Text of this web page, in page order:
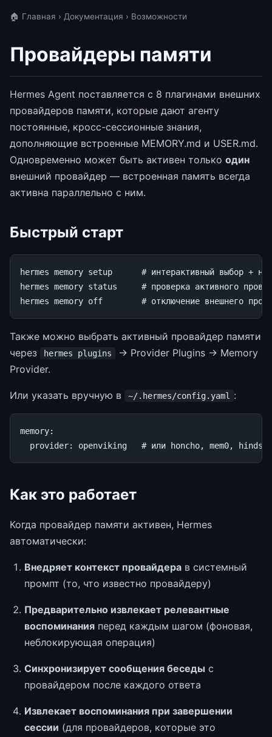
🏠 Главная › Документация › Возможности
Провайдеры памяти
Hermes Agent поставляется с 8 плагинами внешних
провайдеров памяти, которые дают агенту
постоянные, кросс-сессионные знания,
дополняющие встроенные MEMORY.md и USER.md.
Одновременно может быть активен только один
внешний провайдер — встроенная память всегда
активна параллельно с ним.
Быстрый старт
hermes memory setup
# интерактивный выбор +
hermes memory status
# проверка активного
hermes memory off # отключение внешнего
Также можно выбрать активный провайдер памяти
через
hermes plugins
→ Provider Plugins → Memory
Provider.
Или указать вручную в ~/.hermes/config.yaml :
memory:
provider: openviking # или honcho, mem0,
Как это работает
Когда провайдер памяти активен, Hermes
автоматически:
Внедряет контекст провайдера в системный
промпт (то, что известно провайдеру)
Предварительно извлекает релевантные
воспоминания перед каждым шагом (фоновая,
неблокирующая операция)
Синхронизирует сообщения беседы с
провайдером после каждого ответа
Извлекает воспоминания при завершении
сессии (для провайдеров, которые это